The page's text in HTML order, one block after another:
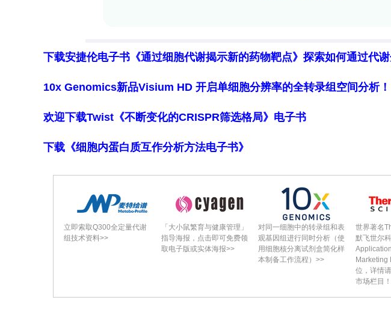
下载安捷伦电子书《通过细胞代谢揭示新的药物靶点》探索如何通过代
10x Genomics新品Visium HD 开启单细胞分辨率的全转录组空间分析！
欢迎下载Twist《不断变化的CRISPR筛选格局》电子书
下载《细胞内蛋白质互作分析方法电子书》
立即索取Q300全定量代谢
组技术资料>>
「大小鼠繁育与健康管理」
指导海报，点击即可免费领
取电子版或实体海报>>
对同一细胞中的转录组和表
观基因组进行同时分析（使
用细胞核分离试剂盒简化样
本制备工作流程）>>
世界著名
默飞世尔
Marketing
位，详情
市场栏目